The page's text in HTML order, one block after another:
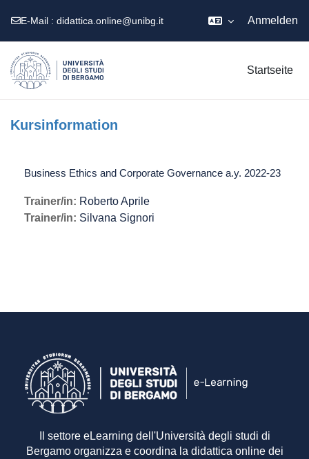
E-Mail : didattica.online@unibg.it Anmelden
Startseite
Kursinformation
Business Ethics and Corporate Governance a.y. 2022-23
Trainer/in: Roberto Aprile
Trainer/in: Silvana Signori
Il settore eLearning dell'Università degli studi di
Bergamo organizza e coordina la didattica online dei